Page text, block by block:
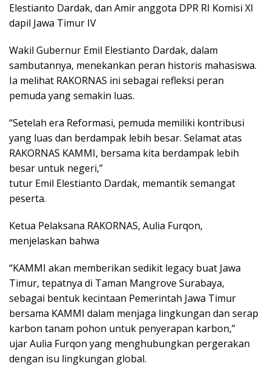
Elestianto Dardak, dan Amir anggota DPR RI Komisi XI
dapil Jawa Timur IV
Wakil Gubernur Emil Elestianto Dardak, dalam
sambutannya, menekankan peran historis mahasiswa.
Ia melihat RAKORNAS ini sebagai refleksi peran
pemuda yang semakin luas.
“Setelah era Reformasi, pemuda memiliki kontribusi
yang luas dan berdampak lebih besar. Selamat atas
RAKORNAS KAMMI, bersama kita berdampak lebih
besar untuk negeri,”
tutur Emil Elestianto Dardak, memantik semangat
peserta.
Ketua Pelaksana RAKORNAS, Aulia Furqon,
menjelaskan bahwa
“KAMMI akan memberikan sedikit legacy buat Jawa
Timur, tepatnya di Taman Mangrove Surabaya,
sebagai bentuk kecintaan Pemerintah Jawa Timur
bersama KAMMI dalam menjaga lingkungan dan serap
karbon tanam pohon untuk penyerapan karbon,”
ujar Aulia Furqon yang menghubungkan pergerakan
dengan isu lingkungan global.